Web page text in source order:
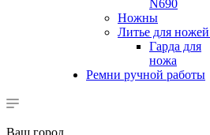
N690
Ножны
Литье для ножей
Гарда для
ножа
Ремни ручной работы
Ваш город